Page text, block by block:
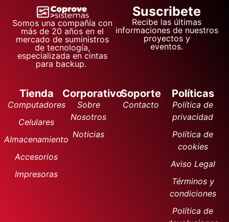
Somos una compañía con
más de 20 años en el
mercado de suministros
de tecnología,
especializada en cintas
para backup.
Suscribete
Recibe las últimas
informaciones de nuestros
proyectos y
eventos.
Tienda
Computadores
Celulares
Almacenamiento
Accesorios
Impresoras
Corporativo
Sobre
Nosotros
Noticias
Soporte
Contacto
Políticas
Política de
privacidad
Política de
cookies
Aviso Legal
Términos y
condiciones
Política de